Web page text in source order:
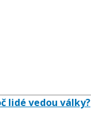
lidé vedou války?